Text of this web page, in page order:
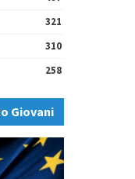
321
310
258
Giovani